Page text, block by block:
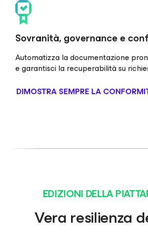
Sovranità, governance e
Automatizza la documentazione
e garantisci la recuperabilità su
DIMOSTRA SEMPRE LA
EDIZIONI DELLA
Vera resilienza